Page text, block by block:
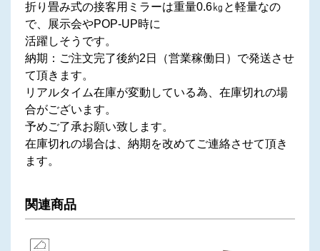
折り畳み式の接客用ミラーは重量0.6㎏と軽量なの
で、展示会やPOP-UP時に
活躍しそうです。
納期：ご注文完了後約2日（営業稼働日）で発送させ
て頂きます。
リアルタイム在庫が変動している為、在庫切れの場
合がございます。
予めご了承お願い致します。
在庫切れの場合は、納期を改めてご連絡させて頂き
ます。
関連商品